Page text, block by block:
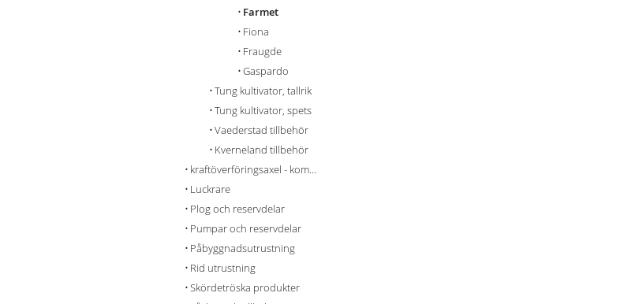
Farmet
Fiona
Fraugde
Gaspardo
Tung kultivator, tallrik
Tung kultivator, spets
Vaederstad tillbehör
Kverneland tillbehör
kraftöverföringsaxel - komponenter
Luckrare
Plog och reservdelar
Pumpar och reservdelar
Påbyggnadsutrustning
Rid utrustning
Skördetröska produkter